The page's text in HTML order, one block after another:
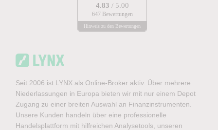
4.83 / 5.00
647 Bewertungen
Hinweis zu den Bewertungen
Seit 2006 ist LYNX als Online-Broker aktiv. Über mehrere
Niederlassungen in Europa bieten wir mit nur einem Depot
Zugang zu einer breiten Auswahl an Finanzinstrumenten.
Unsere Kunden handeln über eine professionelle
Handelsplattform mit hilfreichen Analysetools, unseren